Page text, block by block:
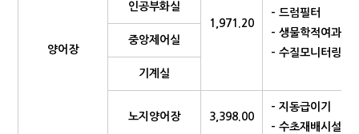
양어장
1,971.20
- 드럼필터
- 생물학적여과시
- 수질모니터링시
인공부화실
중앙제어실
기계실
노지양어장 3,398.00
- 지동급이기
- 수초재배시설